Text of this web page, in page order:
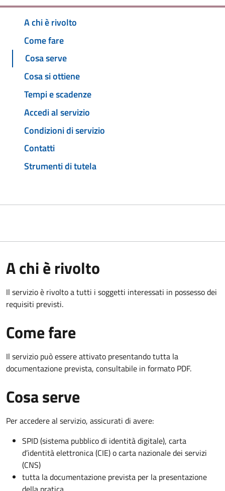
A chi è rivolto
Come fare
Cosa serve
Cosa si ottiene
Tempi e scadenze
Accedi al servizio
Condizioni di servizio
Contatti
Strumenti di tutela
A chi è rivolto
Il servizio è rivolto a tutti i soggetti interessati in possesso dei
requisiti previsti.
Come fare
Il servizio può essere attivato presentando tutta la
documentazione prevista, consultabile in formato PDF.
Cosa serve
Per accedere al servizio, assicurati di avere:
SPID (sistema pubblico di identità digitale), carta
d’identità elettronica (CIE) o carta nazionale dei servizi
(CNS)
tutta la documentazione prevista per la presentazione